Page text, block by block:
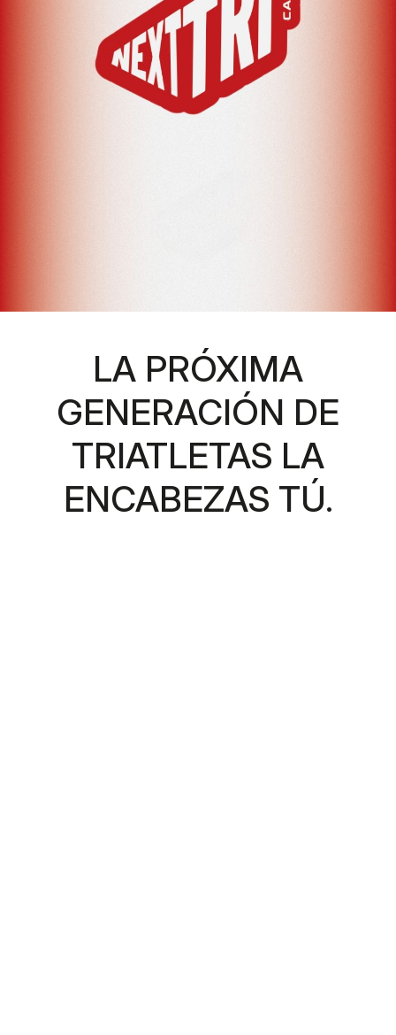
LA PRÓXIMA
GENERACIÓN DE
TRIATLETAS LA
ENCABEZAS TÚ.